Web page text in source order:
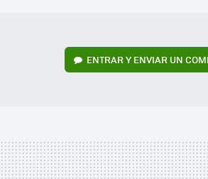
ENTRAR Y ENVIAR UN